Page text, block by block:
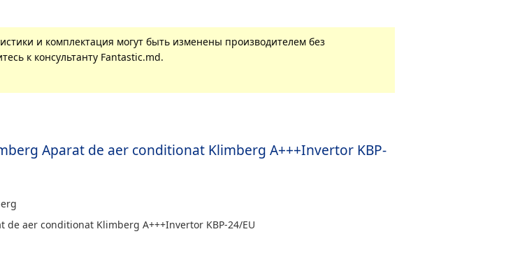
и комплектация могут быть изменены производителем без
к консультанту Fantastic.md.
Aparat de aer conditionat Klimberg A+++Invertor KBP-
de aer conditionat Klimberg A+++Invertor KBP-24/EU